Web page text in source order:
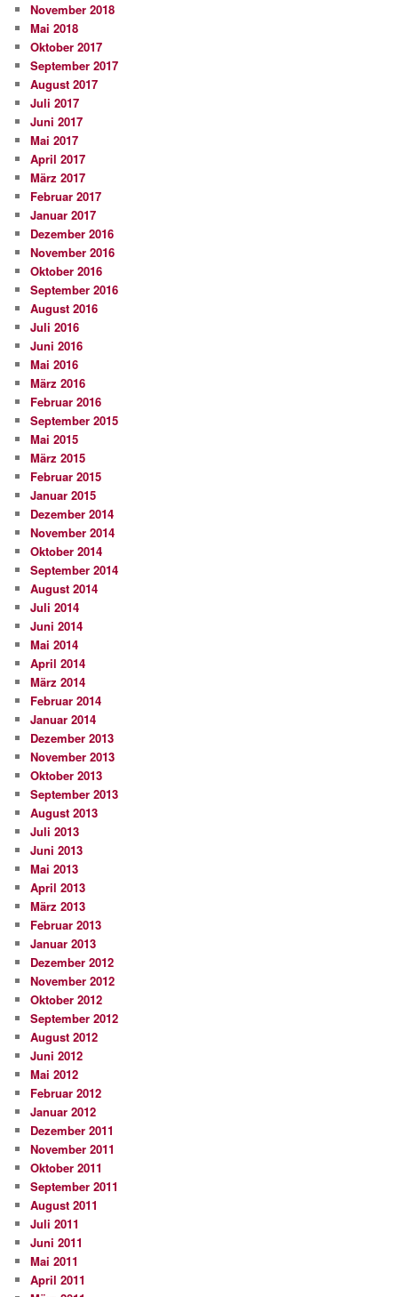
November 2018
Mai 2018
Oktober 2017
September 2017
August 2017
Juli 2017
Juni 2017
Mai 2017
April 2017
März 2017
Februar 2017
Januar 2017
Dezember 2016
November 2016
Oktober 2016
September 2016
August 2016
Juli 2016
Juni 2016
Mai 2016
März 2016
Februar 2016
September 2015
Mai 2015
März 2015
Februar 2015
Januar 2015
Dezember 2014
November 2014
Oktober 2014
September 2014
August 2014
Juli 2014
Juni 2014
Mai 2014
April 2014
März 2014
Februar 2014
Januar 2014
Dezember 2013
November 2013
Oktober 2013
September 2013
August 2013
Juli 2013
Juni 2013
Mai 2013
April 2013
März 2013
Februar 2013
Januar 2013
Dezember 2012
November 2012
Oktober 2012
September 2012
August 2012
Juni 2012
Mai 2012
Februar 2012
Januar 2012
Dezember 2011
November 2011
Oktober 2011
September 2011
August 2011
Juli 2011
Juni 2011
Mai 2011
April 2011